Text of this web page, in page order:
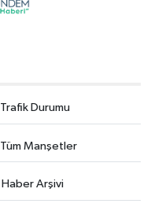
Trafik Durumu
Tüm Manşetler
Haber Arşivi